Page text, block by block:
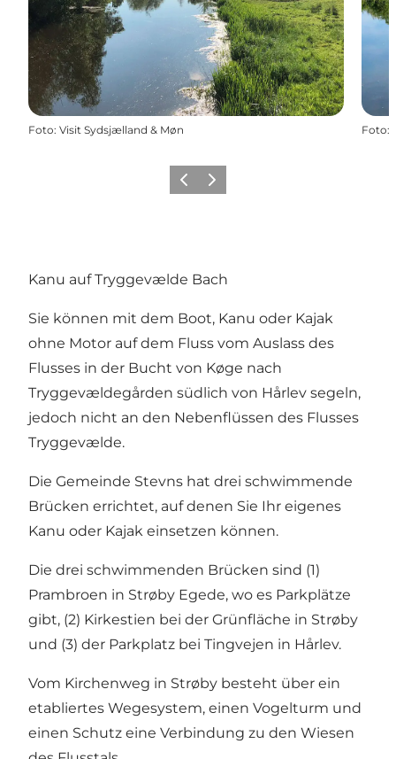
Foto: Visit Sydsjælland & Møn Foto:
ZurückWeiter
Kanu auf Tryggevælde Bach
Sie können mit dem Boot, Kanu oder Kajak
ohne Motor auf dem Fluss vom Auslass des
Flusses in der Bucht von Køge nach
Tryggevældegården südlich von Hårlev segeln,
jedoch nicht an den Nebenflüssen des Flusses
Tryggevælde.
Die Gemeinde Stevns hat drei schwimmende
Brücken errichtet, auf denen Sie Ihr eigenes
Kanu oder Kajak einsetzen können.
Die drei schwimmenden Brücken sind (1)
Prambroen in Strøby Egede, wo es Parkplätze
gibt, (2) Kirkestien bei der Grünfläche in Strøby
und (3) der Parkplatz bei Tingvejen in Hårlev.
Vom Kirchenweg in Strøby besteht über ein
etabliertes Wegesystem, einen Vogelturm und
einen Schutz eine Verbindung zu den Wiesen